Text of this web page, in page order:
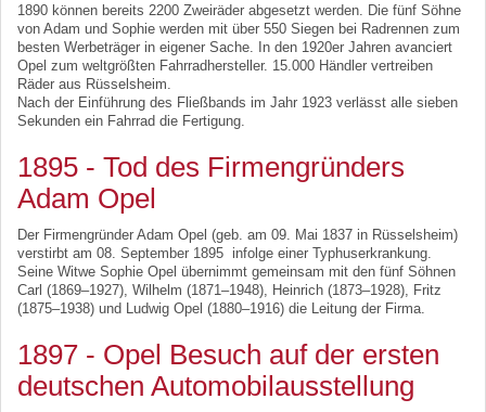
1890 können bereits 2200 Zweiräder abgesetzt werden. Die fünf Söhne
von Adam und Sophie werden mit über 550 Siegen bei Radrennen zum
besten Werbeträger in eigener Sache. In den 1920er Jahren avanciert
Opel zum weltgrößten Fahrradhersteller. 15.000 Händler vertreiben
Räder aus Rüsselsheim.
Nach der Einführung des Fließbands im Jahr 1923 verlässt alle sieben
Sekunden ein Fahrrad die Fertigung.
1895 - Tod des Firmengründers
Adam Opel
Der Firmengründer Adam Opel (geb. am 09. Mai 1837 in Rüsselsheim)
verstirbt am 08. September 1895 infolge einer Typhuserkrankung.
Seine Witwe Sophie Opel übernimmt gemeinsam mit den fünf Söhnen
Carl (1869–1927), Wilhelm (1871–1948), Heinrich (1873–1928), Fritz
(1875–1938) und Ludwig Opel (1880–1916) die Leitung der Firma.
1897 - Opel Besuch auf der ersten
deutschen Automobilausstellung